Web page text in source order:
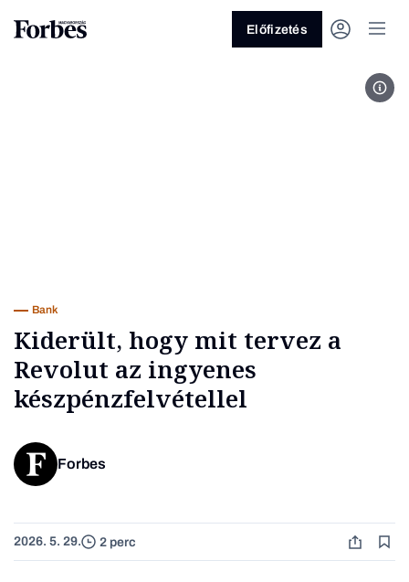
Előfizetés
Bank
Kiderült, hogy mit tervez a
Revolut az ingyenes
készpénzfelvétellel
Forbes
2026. 5. 29. 2 perc